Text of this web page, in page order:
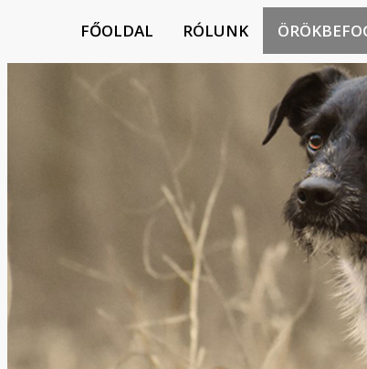
FŐOLDAL RÓLUNK